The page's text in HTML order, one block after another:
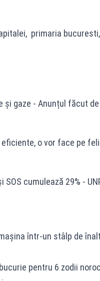
primaria
gaze - Anunțul făcut
o vor face pe
cumulează 29% -
într-un stâlp de
pentru 6 zodii